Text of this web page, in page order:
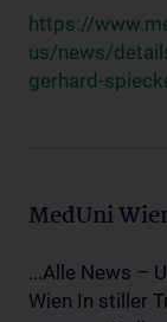
https://
us/news/
gerhard-
MedUni
...Alle News –
Wien In stiller